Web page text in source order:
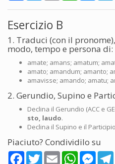
Esercizio B
1. Traduci (con il
modo, tempo e persona di:
amate; amans; amatum;
amato; amandum; amanto;
amavisse; amando; amatu;
2. Gerundio, Supino e
Declina il Gerundio (ACC e
sto, laudo.
Declina il Supino e il
Piaciuto? Condividilo su
FacebookTwitterEmail WhatsApp